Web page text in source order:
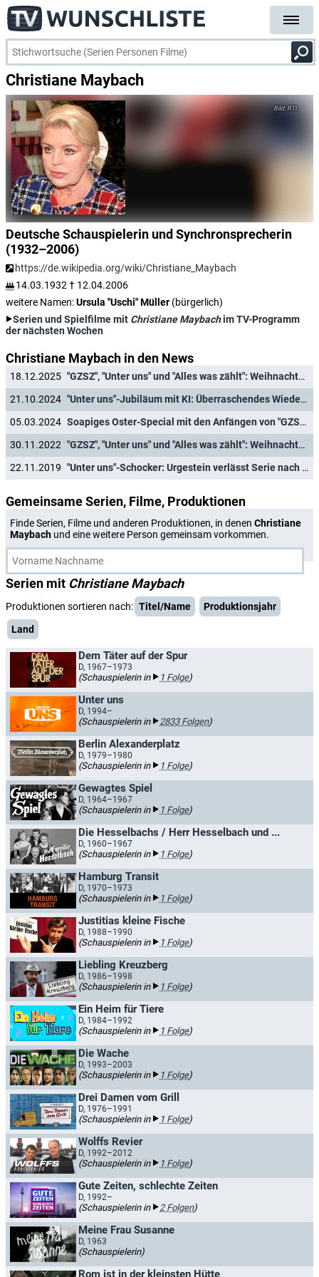
Christiane Maybach
RTL
Deutsche Schauspielerin und Synchronsprecherin
(1932–2006)
https://de.wikipedia.org/wiki/Christiane_Maybach
14.03.1932 † 12.04.2006
weitere Namen:Ursula "Uschi" Müller (bürgerlich)
Serien und Spielfilme mit Christiane Maybachim TV-Programm
der nächsten Wochen
Christiane Maybach in den News
18.12.2025
"GZSZ", "Unter uns" und "Alles was zählt": Weihnachts-Marathons der RTL-Soaps
21.10.2024
"Unter uns"-Jubiläum mit KI: Überraschendes Wiedersehen mit verstorbener Figur
05.03.2024
Soapiges Oster-Special mit den Anfängen von "GZSZ" und "Unter uns"
30.11.2022
"GZSZ", "Unter uns" und "Alles was zählt": Weihnachtsfolgen-Marathons der RTL-Soaps
22.11.2019
"Unter uns"-Schocker: Urgestein verlässt Serie nach 25 Jahren
Gemeinsame Serien, Filme, Produktionen
Finde Serien, Filme und anderen Produktionen, in denen Christiane
Maybach und eine weitere Person gemeinsam vorkommen.
Serien mit Christiane Maybach
Produktionen sortieren nach: Titel/Name
Produktionsjahr
Land
Dem Täter auf der Spur
D, 1967–1973
(Schauspielerin in 1 Folge)
Unter uns
D, 1994–
(Schauspielerin in 2833 Folgen)
Berlin Alexanderplatz
D, 1979–1980
(Schauspielerin in 1 Folge)
Gewagtes Spiel
D, 1964–1967
(Schauspielerin in 1 Folge)
Die Hesselbachs / Herr Hesselbach und ...
D, 1960–1967
(Schauspielerin in 1 Folge)
Hamburg Transit
D, 1970–1973
(Schauspielerin in 1 Folge)
Justitias kleine Fische
D, 1988–1990
(Schauspielerin in 1 Folge)
Liebling Kreuzberg
D, 1986–1998
(Schauspielerin in 1 Folge)
Ein Heim für Tiere
D, 1984–1992
(Schauspielerin in 1 Folge)
Die Wache
D, 1993–2003
(Schauspielerin in 1 Folge)
Drei Damen vom Grill
D, 1976–1991
(Schauspielerin in 1 Folge)
Wolffs Revier
D, 1992–2012
(Schauspielerin in 1 Folge)
Gute Zeiten, schlechte Zeiten
D, 1992–
(Schauspielerin in 2 Folgen)
Meine Frau Susanne
D, 1963
(Schauspielerin)
Rom ist in der kleinsten Hütte